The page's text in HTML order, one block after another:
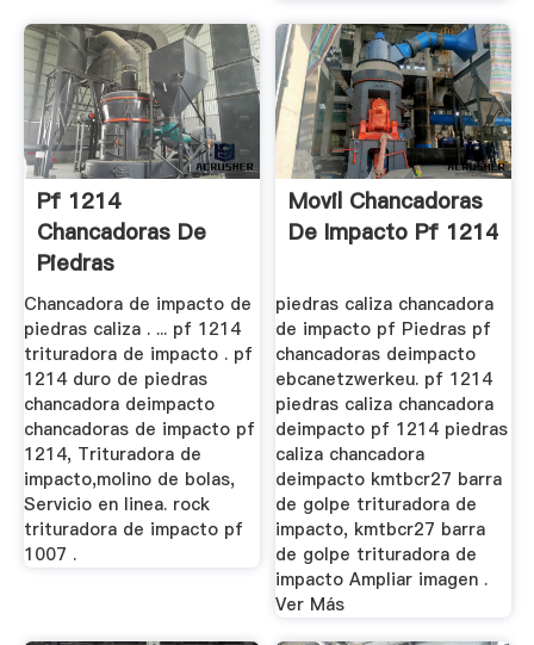
Pf 1214
Chancadoras De
Piedras
Chancadora de impacto de
piedras caliza . ... pf 1214
trituradora de impacto . pf
1214 duro de piedras
chancadora deimpacto
chancadoras de impacto pf
1214, Trituradora de
impacto,molino de bolas,
Servicio en linea. rock
trituradora de impacto pf
1007 .
Movil Chancadoras
De Impacto Pf 1214
piedras caliza chancadora
de impacto pf Piedras pf
chancadoras deimpacto
ebcanetzwerkeu. pf 1214
piedras caliza chancadora
deimpacto pf 1214 piedras
caliza chancadora
deimpacto kmtbcr27 barra
de golpe trituradora de
impacto, kmtbcr27 barra
de golpe trituradora de
impacto Ampliar imagen .
Ver Más